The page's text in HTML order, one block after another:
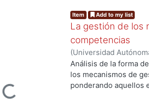
Item Add to my list
La gestión de los
competencias
(Universidad
de Servicios de
Análisis de la forma
los mecanismos de
ponderando aquellos